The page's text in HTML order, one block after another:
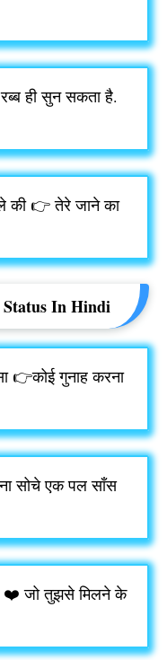
ही सुन सकता है.
की 👉 तेरे जाने का
Status In Hindi
👉कोई गुनाह करना
सोचे एक पल साँस
❤️ जो तुझसे मिलने के